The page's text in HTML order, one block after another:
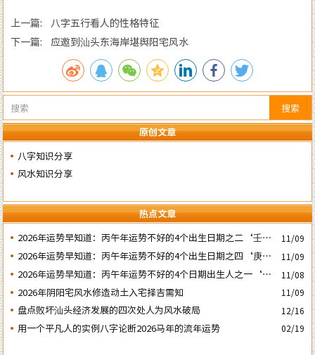
搜索
原创文章
八字知识分享
风水知识分享
热点文章
2026年运势早知道：丙午年运势不好的4个出生日期之二‘壬子’
日
11/09
2026年运势早知道：丙午年运势不好的4个出生日期之四‘庚子’
日
11/09
2026年运势早知道：丙午年运势不好的4个日期出生人之一‘戊
子’ 日
11/08
2026年阴阳宅风水修造动土入宅择吉需知 11/09
盘点败坏汕头经济发展的四次处人为风水破局 12/16
用一个平凡人的实例八字论断2026马年的流年运势 02/19
上一篇: 八字五行看人的性格特征
下一篇: 应邀到汕头东海岸堪舆阳宅风水